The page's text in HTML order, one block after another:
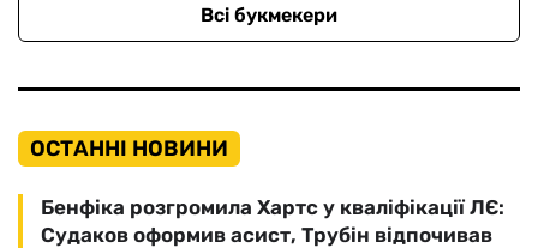
Всі букмекери
ОСТАННІ НОВИНИ
Бенфіка розгромила Хартс у кваліфікації ЛЄ:
Судаков оформив асист, Трубін відпочивав